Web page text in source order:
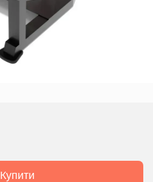
Купити